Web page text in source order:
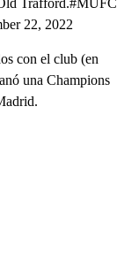
22, 2022
con el club (en
una Champions